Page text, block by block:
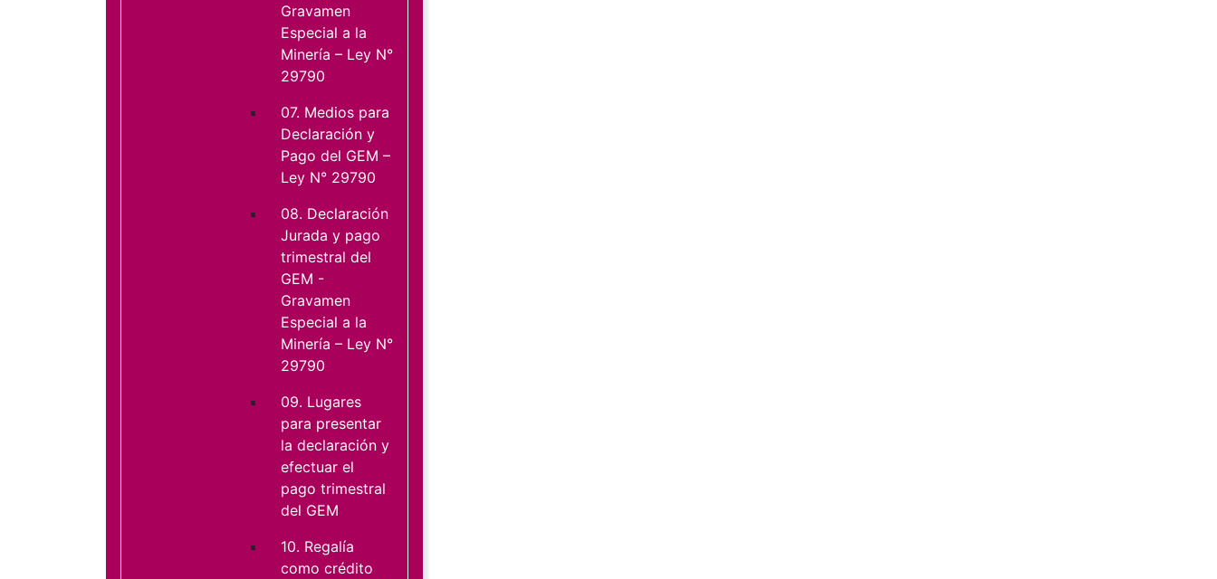
Gravamen
Especial a la
Minería – Ley N°
29790
07. Medios para
Declaración y
Pago del GEM –
Ley N° 29790
08. Declaración
Jurada y pago
trimestral del
GEM -
Gravamen
Especial a la
Minería – Ley N°
29790
09. Lugares
para presentar
la declaración y
efectuar el
pago trimestral
del GEM
10. Regalía
como crédito